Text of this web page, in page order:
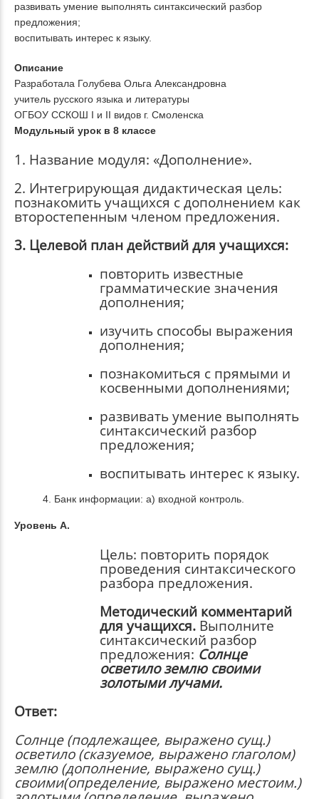
развивать умение выполнять синтаксический разбор
предложения;
воспитывать интерес к языку.
Описание
Разработала Голубева Ольга Александровна
учитель русского языка и литературы
ОГБОУ ССКОШ I и II видов г. Смоленска
Модульный урок в 8 классе
1. Название модуля: «Дополнение».
2. Интегрирующая дидактическая цель:
познакомить учащихся с дополнением как
второстепенным членом предложения.
3. Целевой план действий для учащихся:
повторить известные
грамматические значения
дополнения;
изучить способы выражения
дополнения;
познакомиться с прямыми и
косвенными дополнениями;
развивать умение выполнять
синтаксический разбор
предложения;
воспитывать интерес к языку.
4. Банк информации: а) входной контроль.
Уровень А.
Цель: повторить порядок
проведения синтаксического
разбора предложения.
Методический комментарий
для учащихся. Выполните
синтаксический разбор
предложения: Солнце
осветило землю своими
золотыми лучами.
Ответ:
Солнце (подлежащее, выражено сущ.)
осветило (сказуемое, выражено глаголом)
землю (дополнение, выражено сущ.)
своими(определение, выражено местоим.)